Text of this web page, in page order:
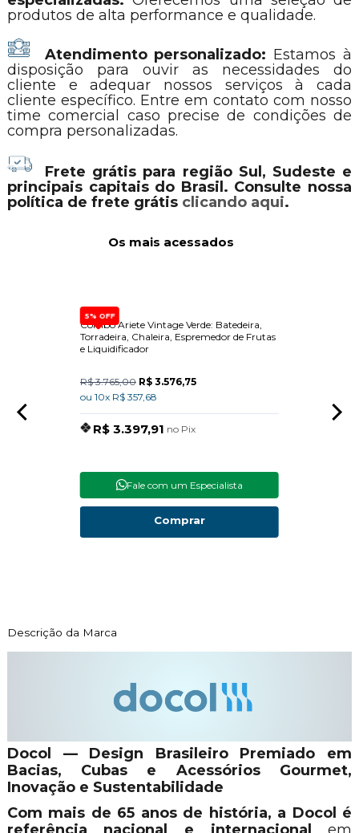
produtos de alta performance e qualidade.
Atendimento personalizado: Estamos à
disposição para ouvir as necessidades do
cliente e adequar nossos serviços à cada
cliente específico. Entre em contato com nosso
time comercial caso precise de condições de
compra personalizadas.
Frete grátis para região Sul, Sudeste e
principais capitais do Brasil. Consulte nossa
política de frete grátis clicando aqui.
Os mais acessados
5% OFF
Combo Ariete Vintage Verde: Batedeira,
Torradeira, Chaleira, Espremedor de Frutas
e Liquidificador
R$ 3.765,00 R$ 3.576,75
ou 10x R$ 357,68
R$ 3.397,91 no Pix
Fale com um Especialista
Comprar
Descrição da Marca
Docol — Design Brasileiro Premiado em
Bacias, Cubas e Acessórios Gourmet,
Inovação e Sustentabilidade
Com mais de 65 anos de história, a Docol é
referência nacional e internacional em